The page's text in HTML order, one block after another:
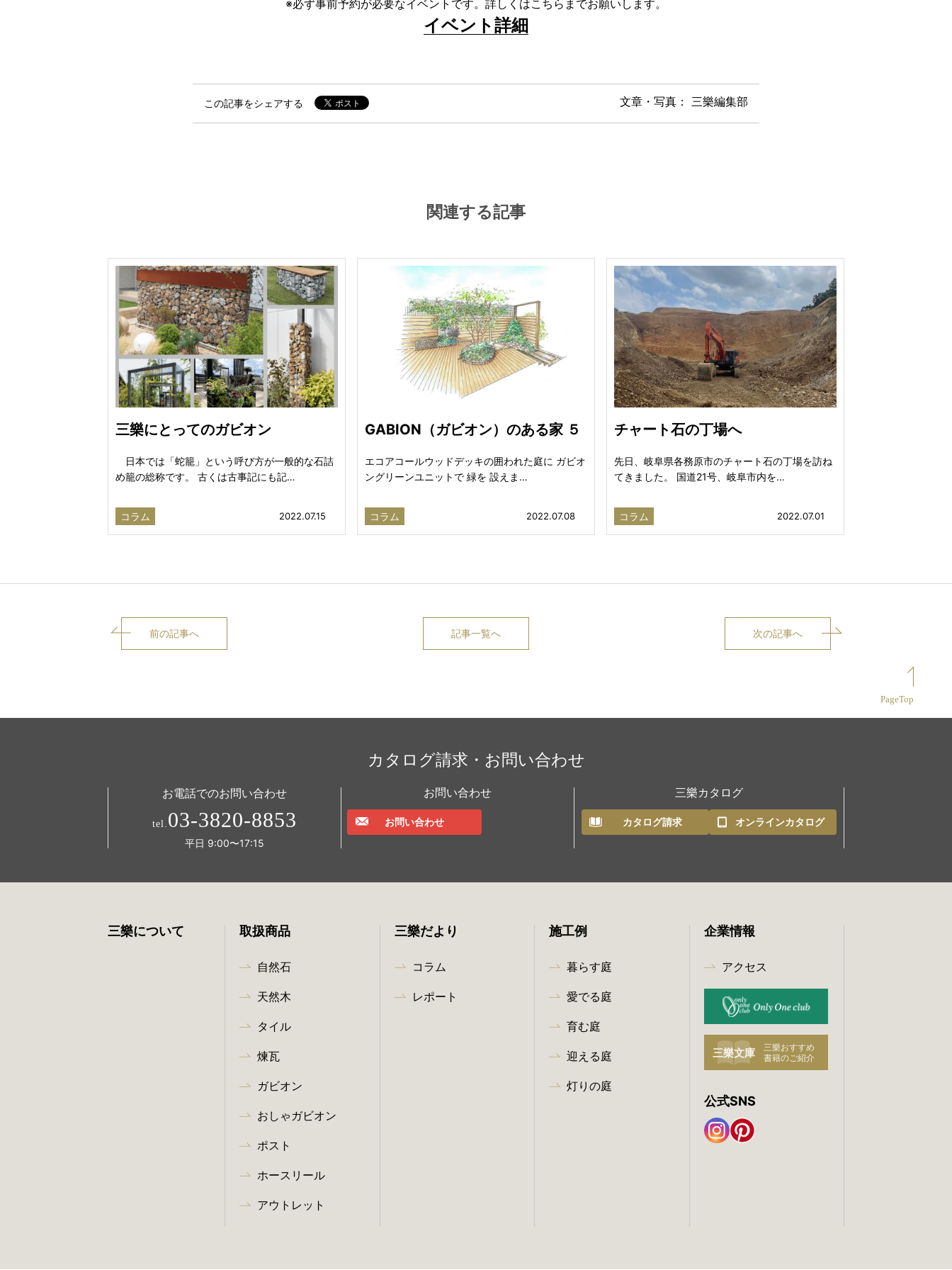
※必ず事前予約が必要なイベントです。詳しくはこちらまでお願いします。
イベント詳細
この記事をシェアする 文章・写真： 三樂編集部
関連する記事
三樂にとってのガビオン
日本では「蛇籠」という呼び方が一般的な石詰
め籠の総称です。 古くは古事記にも記…
コラム 2022.07.15
GABION（ガビオン）のある家 ５
エコアコールウッドデッキの囲われた庭に ガビオ
ングリーンユニットで 緑を 設えま…
コラム 2022.07.08
チャート石の丁場へ
先日、岐阜県各務原市のチャート石の丁場を訪ね
てきました。 国道21号、岐阜市内を…
コラム 2022.07.01
前の記事へ 記事一覧へ 次の記事へ
PageTop
カタログ請求・お問い合わせ
お電話でのお問い合わせ
tel. 03-3820-8853
平日 9:00〜17:15
お問い合わせ
お問い合わせ
三樂カタログ
カタログ請求 オンラインカタログ
三樂について 取扱商品
自然石
天然木
タイル
煉瓦
ガビオン
おしゃガビオン
ポスト
ホースリール
アウトレット
三樂だより
コラム
レポート
施工例
暮らす庭
愛でる庭
育む庭
迎える庭
灯りの庭
企業情報
アクセス
公式SNS